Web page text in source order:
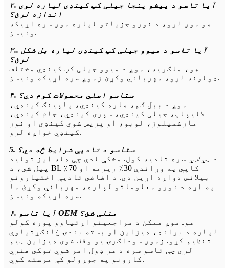
۲. آیا تاسو د پیشو پنجا جیلی کپ کینډی لپاره لوی
اندازه لرئ؟
هو موږ لرو، د نورو جزیاتو لپاره موږ سره اړیکه
ونیسئ.
۳.. آیا تاسو د میوو جیلی کپ کینډی لپاره بل شکل
لرئ؟
هو، ملګریه، موږ د میوو جیلی کپ کینډي مختلف
ډولونه لرو، مهرباني وکړئ زموږ سره اړیکه ونیسئ.
۴. ستاسو اصلي محصولات کوم دي؟
موږ د ببل ګم، هارډ کینډي، پاپینګ کینډي،
لالیپاپ، جیلی کینډي، سپری کینډي، جام کینډي،
مارشمیلوز، لوبو، او پریس شوي کینډي او نور
کینډي خواږه لرو.
5. ستاسو د تادیې شرایط څه دي؟
د ټي/ټي سره تادیه کول. مخکې لدې چې ډله ایز تولید
پیل شي، د BL کاپي په وړاندې 30٪ زیرمه او 70٪
بیلانس دواړه اړین دي. د اضافي تادیې اختیارونو
په اړه د نورو معلوماتو لپاره، مهرباني وکړئ ما
سره اړیکه ونیسئ.
۶. آیا تاسو OEM منلی شئ؟
هو. موږ ممکن د مراجعینو اړتیاوو پوره کولو
لپاره د برانډ، ډیزاین او بسته بندۍ ځانګړتیاوې
تنظیم کړو. زموږ سوداګرۍ یو وقف شوی ډیزاین ټیم
لري چې تاسو سره د هر ډول امر شوي توکي هنري
کارونو په جوړولو کې مرسته کوي.